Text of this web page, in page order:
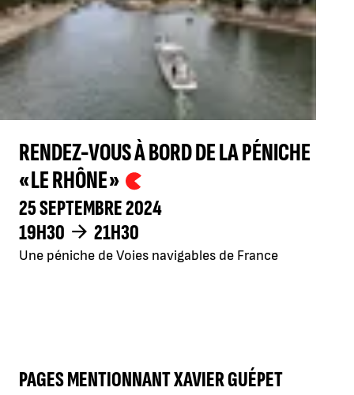
RENDEZ-VOUS À BORD DE LA PÉNICHE
« LE RHÔNE »
25 SEPTEMBRE 2024
19H30
21H30
Une péniche de Voies navigables de France
PAGES MENTIONNANT XAVIER GUÉPET